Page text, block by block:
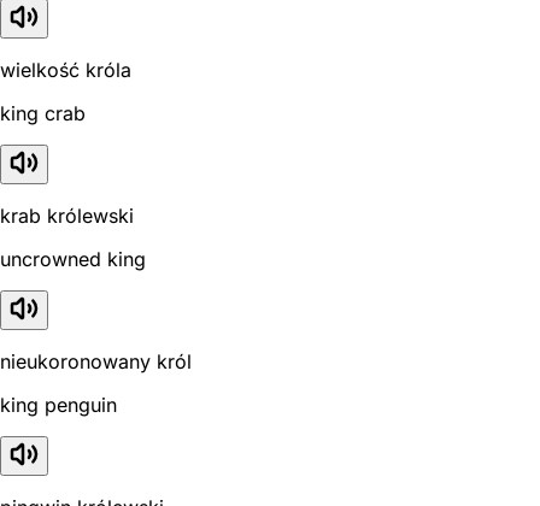
wielkość króla
king crab
krab królewski
uncrowned king
nieukoronowany król
king penguin